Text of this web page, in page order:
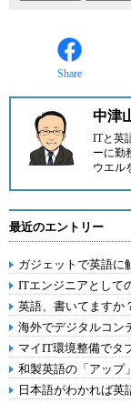
Share
中津
ITと英
ーに勤
ウエル
最近のエントリー
ガジェットで英語に
ITエンジニアとして
英語、書いてますか
海外でデジタルコン
マイIT環境整備でタ
和製英語の「アップ
日本語がわかれば英